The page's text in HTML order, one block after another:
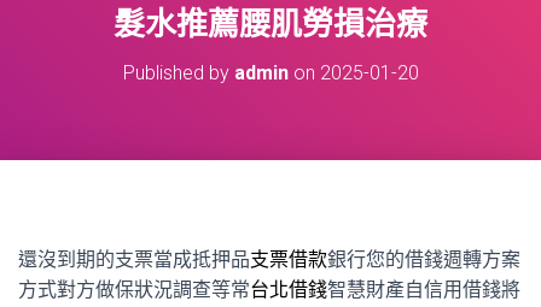
髮水推薦腰肌勞損治療
Published by adminon 2025-01-20
還沒到期的支票當成抵押品支票借款銀行您的借錢週轉方案
方式對方做保狀況調查等常台北借錢智慧財產自信用借錢將